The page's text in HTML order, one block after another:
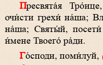
Пресвята́я Тро́ице, поми́луй нас; Го́споди,
очи́сти грехи́ на́ша;
на́ша; Святы́й,
и́мене Твоего́ ра́ди.
Го́споди, поми́луй,